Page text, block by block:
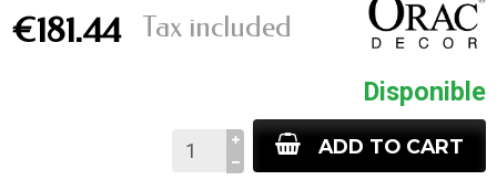
€181.44 Tax included
Disponible
ADD TO CART